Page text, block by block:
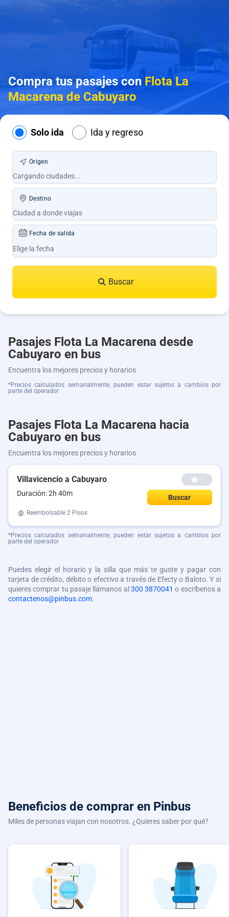
Compra tus pasajes con Flota La
Macarena de Cabuyaro
Solo ida Ida y regreso
Origen
Destino
Fecha de salida
Buscar
Pasajes Flota La Macarena desde
Cabuyaro en bus
Encuentra los mejores precios y horarios
*Precios calculados semanalmente, pueden estar sujetos a cambios por
parte del operador
Pasajes Flota La Macarena hacia
Cabuyaro en bus
Encuentra los mejores precios y horarios
Villavicencio a Cabuyaro
Duración: 2h 40m
--
Buscar
Reembolsable 2 Pisos
*Precios calculados semanalmente, pueden estar sujetos a cambios por
parte del operador
Puedes elegir el horario y la silla que más te guste y pagar con
tarjeta de crédito, débito o efectivo a través de Efecty o Baloto. Y si
quieres comprar tu pasaje llámanos al 300 3870041 o escríbenos a
contactenos@pinbus.com.
Beneficios de comprar en Pinbus
Miles de personas viajan con nosotros. ¿Quieres saber por qué?